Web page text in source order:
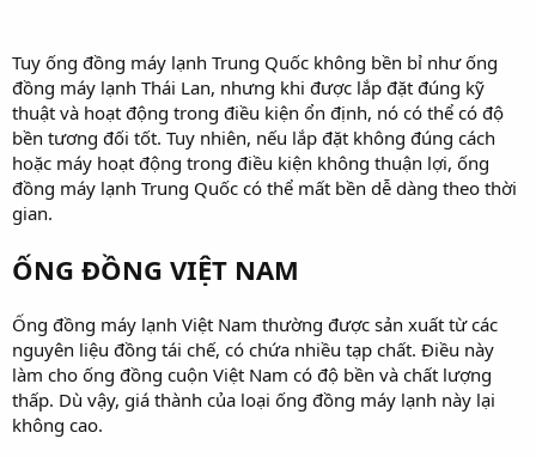
Tuy ống đồng máy lạnh Trung Quốc không bền bỉ như ống
đồng máy lạnh Thái Lan, nhưng khi được lắp đặt đúng kỹ
thuật và hoạt động trong điều kiện ổn định, nó có thể có độ
bền tương đối tốt. Tuy nhiên, nếu lắp đặt không đúng cách
hoặc máy hoạt động trong điều kiện không thuận lợi, ống
đồng máy lạnh Trung Quốc có thể mất bền dễ dàng theo thời
gian.
ỐNG ĐỒNG VIỆT NAM
Ống đồng máy lạnh Việt Nam thường được sản xuất từ các
nguyên liệu đồng tái chế, có chứa nhiều tạp chất. Điều này
làm cho ống đồng cuộn Việt Nam có độ bền và chất lượng
thấp. Dù vậy, giá thành của loại ống đồng máy lạnh này lại
không cao.